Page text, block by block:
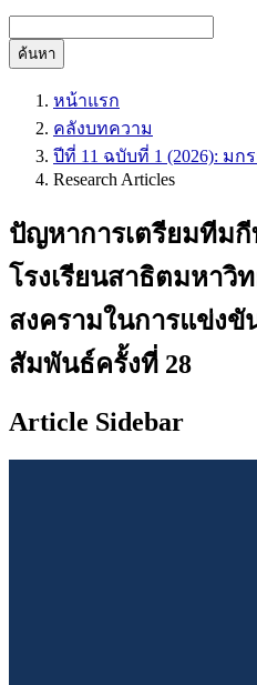
ค้นหา
หน้าแรก
คลังบทความ
ปีที่ 11 ฉบับที่ 1 (2026): มก
Research Articles
ปัญหาการเตรียมทีม
โรงเรียนสาธิตมหาวิ
สงครามในการแข่ง
สัมพันธ์ครั้งที่ 28
Article Sidebar